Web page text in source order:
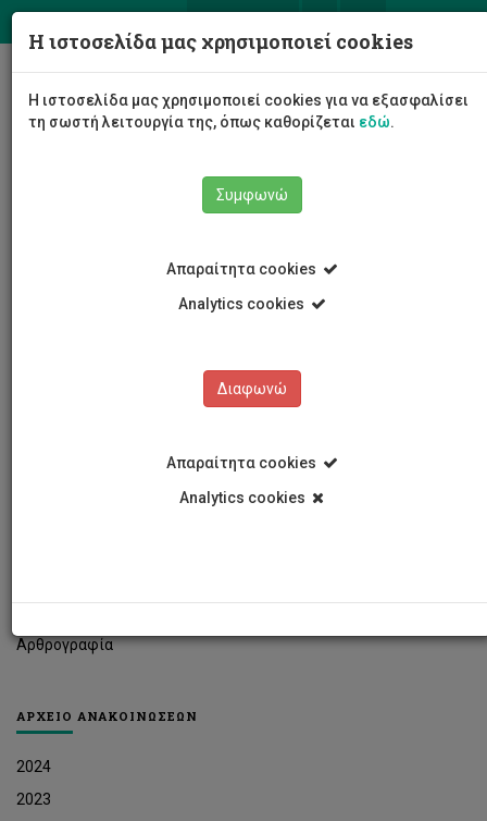
Αρθρογραφία
ΑΡΧΕΙΟ ΑΝΑΚΟΙΝΩΣΕΩΝ
2024
2023
Η ιστοσελίδα μας χρησιμοποιεί cookies
Η ιστοσελίδα μας χρησιμοποιεί cookies για να εξασφαλίσει
τη σωστή λειτουργία της, όπως καθορίζεται εδώ.
Συμφωνώ
Απαραίτητα cookies
Analytics cookies
Διαφωνώ
Απαραίτητα cookies
Analytics cookies